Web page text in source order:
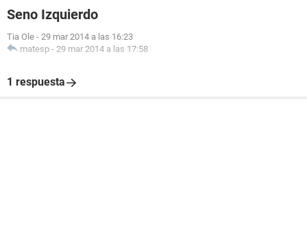
Seno Izquierdo
Tia Ole - 29 mar 2014 a las 16:23
matesp - 29 mar 2014 a las 17:58
1 respuesta